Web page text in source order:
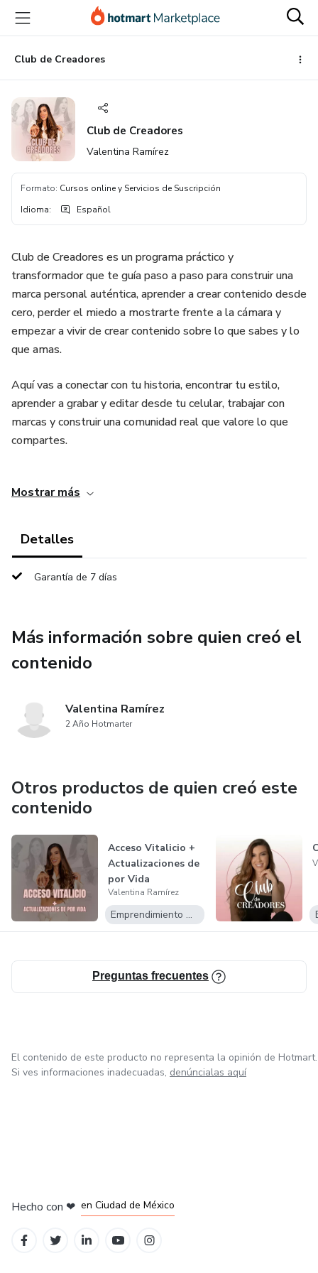
principal
página
de
página
Club de Creadores
Club de Creadores
Valentina Ramírez
Formato: Cursos online y Servicios de Suscripción
Idioma: Español
Club de Creadores es un programa práctico y
transformador que te guía paso a paso para construir una
marca personal auténtica, aprender a crear contenido desde
cero, perder el miedo a mostrarte frente a la cámara y
empezar a vivir de crear contenido sobre lo que sabes y lo
que amas.
Aquí vas a conectar con tu historia, encontrar tu estilo,
aprender a grabar y editar desde tu celular, trabajar con
marcas y construir una comunidad real que valore lo que
compartes.
perfección, pero sí compromiso con tu crecimiento y tu voz.
Mostrar más
Detalles
Garantía de 7 días
Más información sobre quien creó el
contenido
Valentina Ramírez
2 Año Hotmarter
Otros productos de quien creó este
contenido
Acceso Vitalicio +
Actualizaciones de
por Vida
Valentina Ramírez
Emprendimiento Digital
Preguntas frecuentes
El contenido de este producto no representa la opinión de Hotmart.
Si ves informaciones inadecuadas, denúncialas aquí
Hecho con ❤ en Ciudad de México